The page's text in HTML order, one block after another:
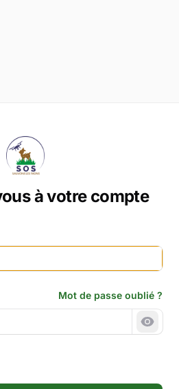
à votre compte
Mot de passe oublié ?